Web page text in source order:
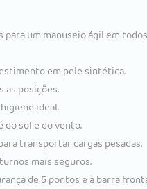
um manuseio ágil em
em pele sintética.
as posições.
ideal.
sol e do vento.
transportar cargas pesadas.
mais seguros.
de 5 pontos e à barra